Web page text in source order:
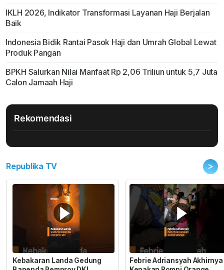
IKLH 2026, Indikator Transformasi Layanan Haji Berjalan
Baik
Indonesia Bidik Rantai Pasok Haji dan Umrah Global Lewat
Produk Pangan
BPKH Salurkan Nilai Manfaat Rp 2,06 Triliun untuk 5,7 Juta
Calon Jamaah Haji
Rekomendasi
Republika TV >
Kebakaran Landa Gedung
Febrie Adriansyah Akhirnya